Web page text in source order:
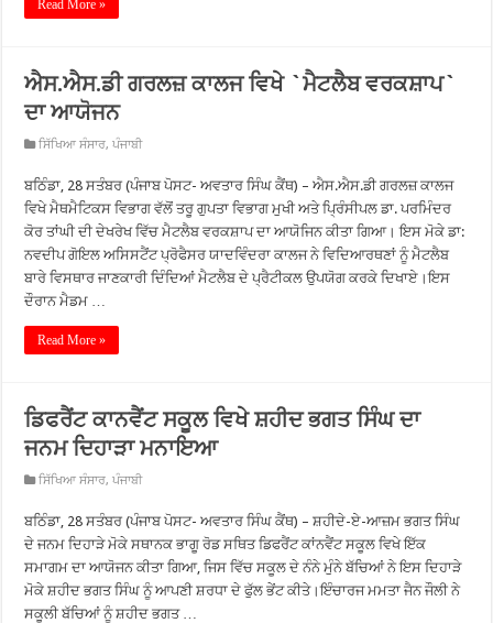
Read More »
ਐਸ.ਐਸ.ਡੀ ਗਰਲਜ਼ ਕਾਲਜ ਵਿਖੇ `ਮੈਟਲੈਬ ਵਰਕਸ਼ਾਪ`
ਦਾ ਆਯੋਜਨ
ਸਿੱਖਿਆ ਸੰਸਾਰ,ਪੰਜਾਬੀ
ਬਠਿੰਡਾ, 28 ਸਤੰਬਰ (ਪੰਜਾਬ ਪੋਸਟ- ਅਵਤਾਰ ਸਿੰਘ ਕੈਂਥ) – ਐਸ.ਐਸ.ਡੀ ਗਰਲਜ਼ ਕਾਲਜ
ਵਿਖੇ ਮੈਥਮੈਟਿਕਸ ਵਿਭਾਗ ਵੱਲੋਂ ਤਰੂ ਗੁਪਤਾ ਵਿਭਾਗ ਮੁਖੀ ਅਤੇ ਪ੍ਰਿੰਸੀਪਲ ਡਾ. ਪਰਮਿੰਦਰ
ਕੋਰ ਤਾਂਘੀ ਦੀ ਦੇਖਰੇਖ ਵਿੱਚ ਮੈਟਲੈਬ ਵਰਕਸ਼ਾਪ ਦਾ ਆਯੋਜਿਨ ਕੀਤਾ ਗਿਆ। ਇਸ ਮੋਕੇ ਡਾ:
ਨਵਦੀਪ ਗੋਇਲ ਅਸਿਸਟੈਂਟ ਪ੍ਰੋਫੈਸਰ ਯਾਦਵਿੰਦਰਾ ਕਾਲਜ ਨੇ ਵਿਦਿਆਰਥਣਾਂ ਨੂੰ ਮੈਟਲੈਬ
ਬਾਰੇ ਵਿਸਥਾਰ ਜਾਣਕਾਰੀ ਦਿੰਦਿਆਂ ਮੈਟਲੈਬ ਦੇ ਪ੍ਰੈਟੀਕਲ ਉਪਯੋਗ ਕਰਕੇ ਦਿਖਾਏ।ਇਸ
ਦੌਰਾਨ ਮੈਡਮ …
Read More »
ਡਿਫਰੈਂਟ ਕਾਨਵੈਂਟ ਸਕੂਲ ਵਿਖੇ ਸ਼ਹੀਦ ਭਗਤ ਸਿੰਘ ਦਾ
ਜਨਮ ਦਿਹਾੜਾ ਮਨਾਇਆ
ਸਿੱਖਿਆ ਸੰਸਾਰ,ਪੰਜਾਬੀ
ਬਠਿੰਡਾ, 28 ਸਤੰਬਰ (ਪੰਜਾਬ ਪੋਸਟ- ਅਵਤਾਰ ਸਿੰਘ ਕੈਂਥ) – ਸ਼ਹੀਦੇ-ਏ-ਆਜ਼ਮ ਭਗਤ ਸਿੰਘ
ਦੇ ਜਨਮ ਦਿਹਾੜੇ ਮੋਕੇ ਸਥਾਨਕ ਭਾਗੂ ਰੋਡ ਸਥਿਤ ਡਿਫਰੈਂਟ ਕਾਂਨਵੈਂਟ ਸਕੂਲ ਵਿਖੇ ਇੱਕ
ਸਮਾਗਮ ਦਾ ਆਯੋਜਨ ਕੀਤਾ ਗਿਆ, ਜਿਸ ਵਿੱਚ ਸਕੂਲ ਦੇ ਨੰਨੇ ਮੁੰਨੇ ਬੱਚਿਆਂ ਨੇ ਇਸ ਦਿਹਾੜੇ
ਮੋਕੇ ਸ਼ਹੀਦ ਭਗਤ ਸਿੰਘ ਨੂੰ ਆਪਣੀ ਸ਼ਰਧਾ ਦੇ ਫੁੱਲ ਭੇਂਟ ਕੀਤੇ।ਇੰਚਾਰਜ ਮਮਤਾ ਜੈਨ ਜੌਲੀ ਨੇ
ਸਕੂਲੀ ਬੱਚਿਆਂ ਨੂੰ ਸ਼ਹੀਦ ਭਗਤ …